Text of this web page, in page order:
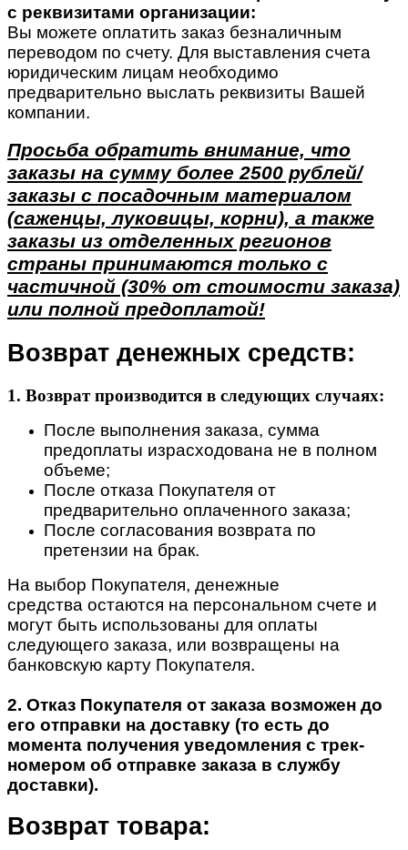
с реквизитами организации:
Вы можете оплатить заказ безналичным
переводом по счету. Для выставления счета
юридическим лицам необходимо
предварительно выслать реквизиты Вашей
компании.
Просьба обратить внимание, что
заказы на сумму более 2500 рублей/
заказы с посадочным материалом
(саженцы, луковицы, корни), а также
заказы из отделенных регионов
страны принимаются только с
частичной (30% от стоимости заказа)
или полной предоплатой!
Возврат денежных средств:
1. Возврат производится в следующих случаях:
После выполнения заказа, сумма
предоплаты израсходована не в полном
объеме;
После отказа Покупателя от
предварительно оплаченного заказа;
После согласования возврата по
претензии на брак.
На выбор Покупателя, денежные
средства остаются на персональном счете и
могут быть использованы для оплаты
следующего заказа, или возвращены на
банковскую карту Покупателя.
2. Отказ Покупателя от заказа возможен до
его отправки на доставку (то есть до
момента получения уведомления с трек-
номером об отправке заказа в службу
доставки).
Возврат товара: